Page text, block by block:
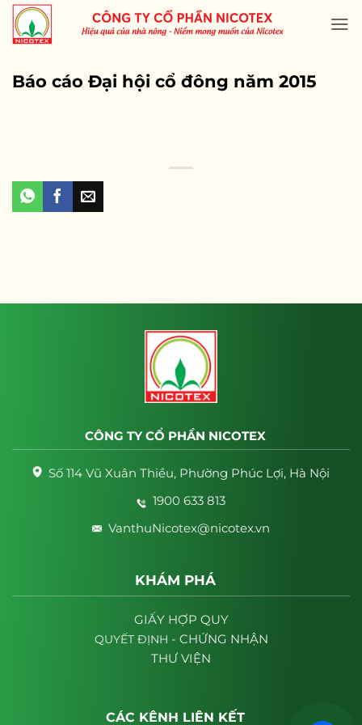
Skip
content
Báo cáo Đại hội cổ đông năm 2015
CÔNG TY CỔ PHẦN NICOTEX
Số 114 Vũ Xuân Thiều, Phường Phúc Lợi, Hà Nội
1900 633 813
VanthuNicotex@nicotex.vn
KHÁM PHÁ
GIẤY HỢP QUY
QUYẾT ĐỊNH - CHỨNG NHẬN
THƯ VIỆN
CÁC KÊNH LIÊN KẾT